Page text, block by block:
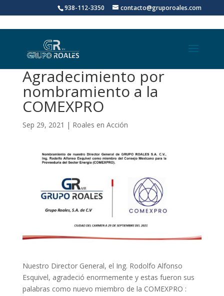
938-112-3350 contacto@gruporoales.com
Agradecimiento por
nombramiento a la
COMEXPRO
Sep 29, 2021 | Roales en Acción
Nuestro Director General, el Ing. Rodolfo Alfonso
Esquivel, agradeció enormemente y estas fueron sus
palabras como nuevo miembro de la COMEXPRO :